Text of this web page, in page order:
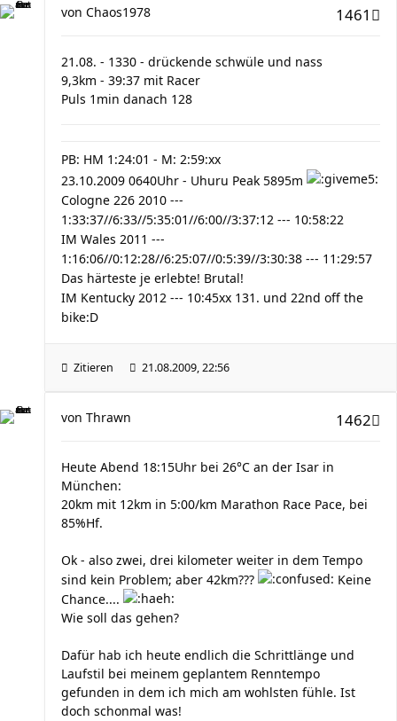
1461
von Chaos1978
21.08. - 1330 - drückende schwüle und nass
9,3km - 39:37 mit Racer
Puls 1min danach 128
PB: HM 1:24:01 - M: 2:59:xx
23.10.2009 0640Uhr - Uhuru Peak 5895m
Cologne 226 2010 ---
1:33:37//6:33//5:35:01//6:00//3:37:12 --- 10:58:22
IM Wales 2011 ---
1:16:06//0:12:28//6:25:07//0:5:39//3:30:38 --- 11:29:57
Das härteste je erlebte! Brutal!
IM Kentucky 2012 --- 10:45xx 131. und 22nd off the
bike:D
Zitieren 21.08.2009, 22:56
1462
von Thrawn
Heute Abend 18:15Uhr bei 26°C an der Isar in
München:
20km mit 12km in 5:00/km Marathon Race Pace, bei
85%Hf.
Ok - also zwei, drei kilometer weiter in dem Tempo
sind kein Problem; aber 42km???
Keine
Chance....
Wie soll das gehen?
Dafür hab ich heute endlich die Schrittlänge und
Laufstil bei meinem geplantem Renntempo
gefunden in dem ich mich am wohlsten fühle. Ist
doch schonmal was!